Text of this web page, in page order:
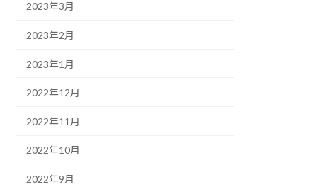
2023年3月
2023年2月
2023年1月
2022年12月
2022年11月
2022年10月
2022年9月